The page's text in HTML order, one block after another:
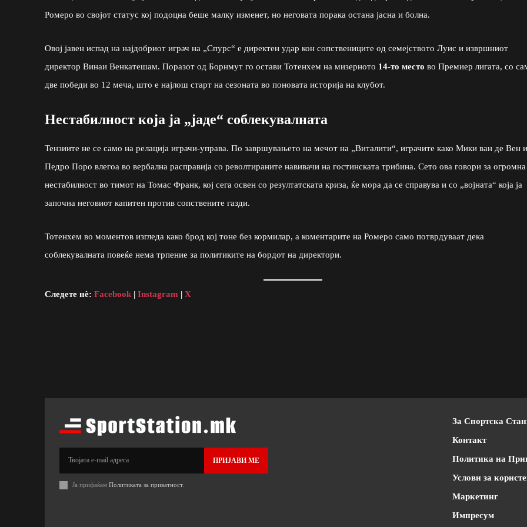
Ромеро во својот статус кој подоцна беше малку изменет, но неговата порака остана јасна и болна.
Овој јавен испад на најдобриот играч на „Спурс“ е директен удар кон сопствениците од семејството Луис и извршниот
директор Винаи Венкатешам. Поразот од Борнмут го остави Тотенхем на мизерното 14-то место во Премиер лигата, со
две победи во 12 меча, што е најлош старт на сезоната во поновата историја на клубот.
Нестабилност која ја „јаде“ соблекувалната
Тензиите не се само на релација играчи-управа. По завршувањето на мечот на „Виталити“, играчите како Мики ван де Вен и
Педро Поро влегоа во вербална расправија со револтираните навивачи на гостинската трибина. Сето ова говори за огромна
нестабилност во тимот на Томас Франк, кој сега освен со резултатската криза, ќе мора да се справува и со „војната“ која ја
започна неговиот капитен против сопствените газди.
Тотенхем во моментов изгледа како брод кој тоне без кормилар, а коментарите на Ромеро само потврдуваат дека
соблекувалната повеќе нема трпение за политиките на бордот на директори.
Следете нè: Facebook | Instagram | X
ПРИЈАВИ МЕ
Ја прифаќам Политиката за приватност.
За Спортска
Контакт
Политика на
Услови за
Маркетинг
Импресум